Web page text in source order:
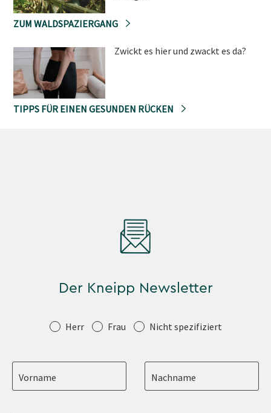
ZUM WALDSPAZIERGANG
Zwickt es hier und zwackt es da?
TIPPS FÜR EINEN GESUNDEN RÜCKEN
Der Kneipp Newsletter
Anrede Herr Frau Nicht spezifiziert
Vorname Nachname